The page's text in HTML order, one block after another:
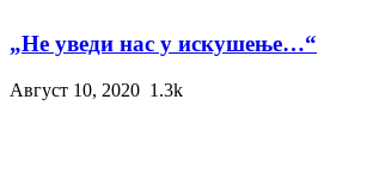
„Не уведи нас у искушење…“
Август 10, 2020 1.3k